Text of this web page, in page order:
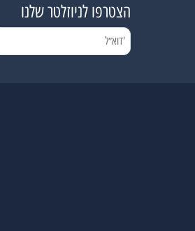
הצטרפו לניוזלטר שלנו